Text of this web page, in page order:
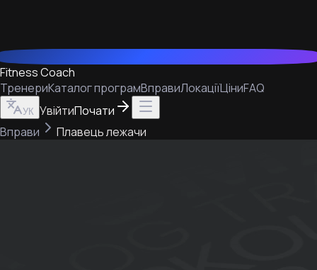
Fitness Coach
ТренериКаталог програмВправиЛокаціїЦіниFAQ
УК УвійтиПочати
Вправи
Плавець лежачи